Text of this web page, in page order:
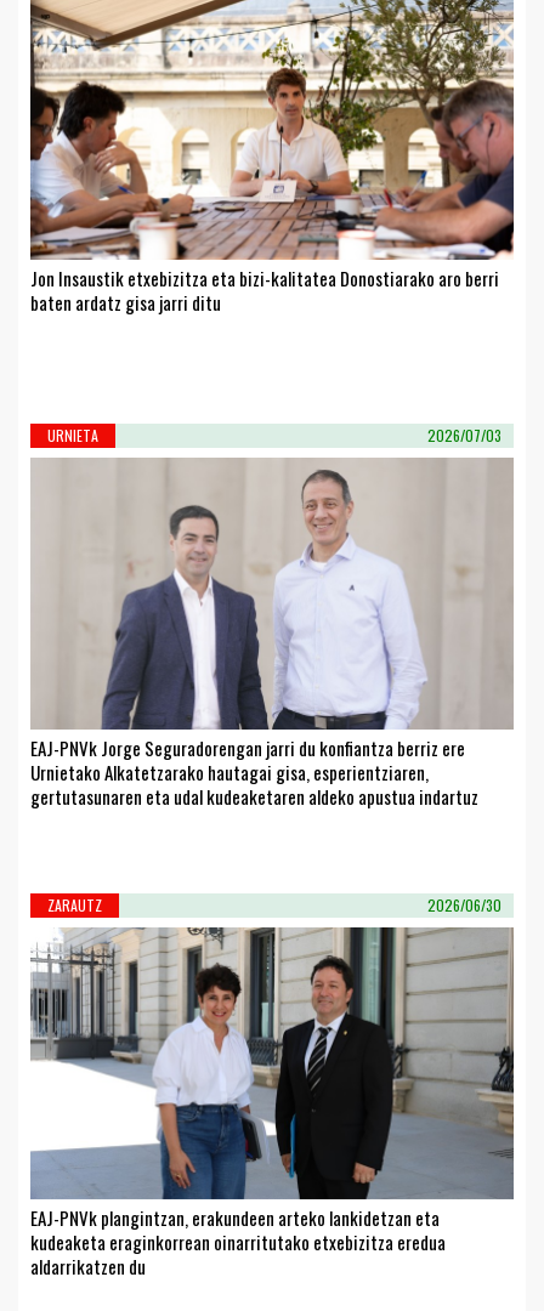
Jon Insaustik etxebizitza eta bizi-kalitatea Donostiarako aro berri
baten ardatz gisa jarri ditu
URNIETA 2026/07/03
EAJ-PNVk Jorge Seguradorengan jarri du konfiantza berriz ere
Urnietako Alkatetzarako hautagai gisa, esperientziaren,
gertutasunaren eta udal kudeaketaren aldeko apustua indartuz
ZARAUTZ 2026/06/30
EAJ-PNVk plangintzan, erakundeen arteko lankidetzan eta
kudeaketa eraginkorrean oinarritutako etxebizitza eredua
aldarrikatzen du